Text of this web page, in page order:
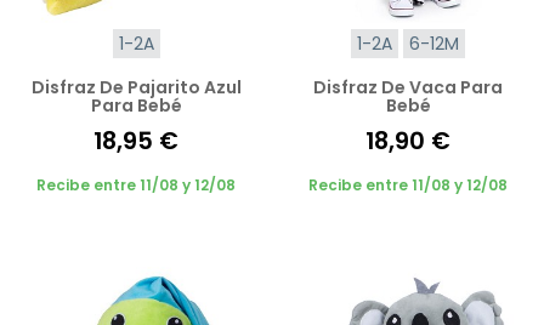
1-2A
Disfraz De Pajarito Azul
Para Bebé
18,95 €
Recibe entre 11/08 y 12/08
1-2A
6-12M
Disfraz De Vaca Para
Bebé
18,90 €
Recibe entre 11/08 y 12/08